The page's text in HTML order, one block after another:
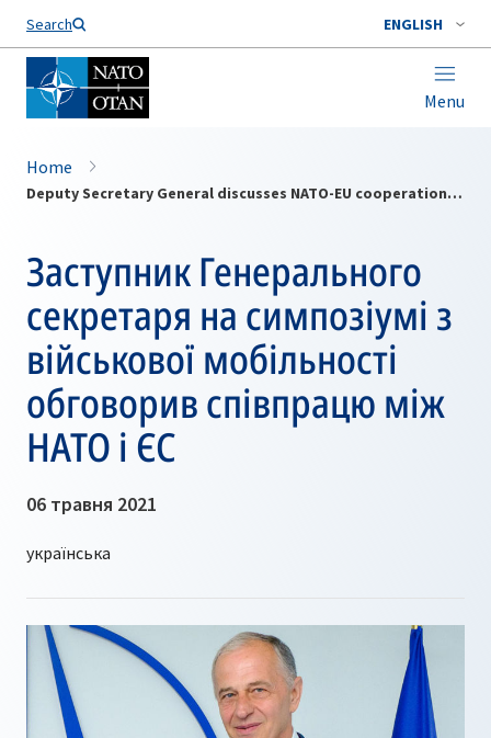
Search ENGLISH
Menu
Home
Deputy Secretary General discusses NATO-EU cooperation at military mobility symposium
Заступник Генерального
секретаря на симпозіумі з
військової мобільності
обговорив співпрацю між
НАТО і ЄС
06 травня 2021